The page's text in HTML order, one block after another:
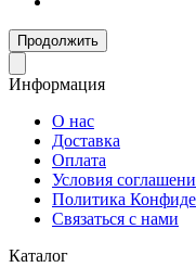
Продолжить
Информация
О нас
Доставка
Оплата
Условия
Политика
Связаться с нами
Каталог